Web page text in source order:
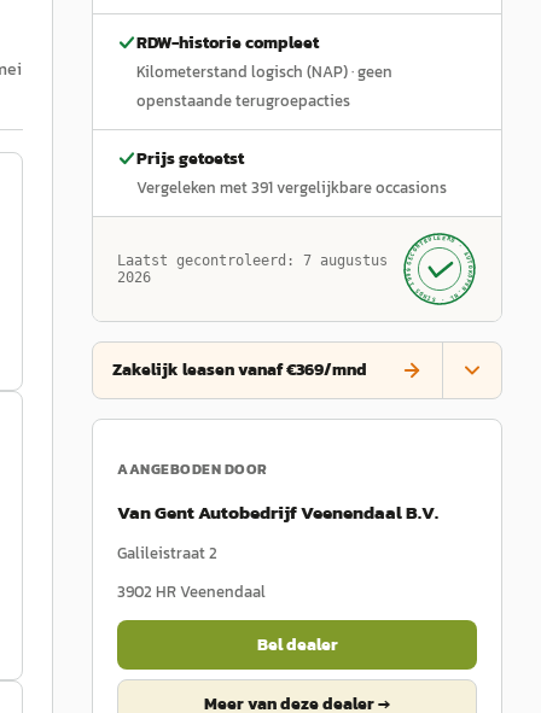
RDW-historie compleet
Kilometerstand logisch (NAP)· geen
openstaande terugroepacties
Prijs getoetst
Vergeleken met391vergelijkbare occasions
Laatst gecontroleerd: 7 augustus
2026
GECONTROLEERD ·
AUTOKOPEN.NL
· SINDS 1999 ·
Zakelijk leasen vanaf €369/mnd
AANGEBODEN DOOR
Van Gent Autobedrijf Veenendaal B.V.
Galileistraat 2
3902 HRVeenendaal
Bel dealer
Meer van deze dealer →